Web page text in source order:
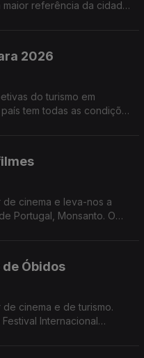
referência da cidade
2026
do turismo em
tem todas as condições
de cinema e leva-nos a
Portugal, Monsanto. O
Óbidos
cinema e de turismo.